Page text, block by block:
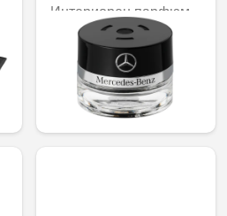
Интериорен парфюм
Bamboo Mood
92,02 € /
179,97 лв.